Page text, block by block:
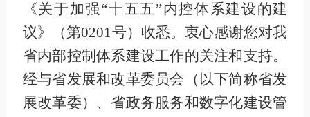
《关于加强“十五五”内控体系建设的建
议》（第0201号）收悉。衷心感谢您对我
省内部控制体系建设工作的关注和支持。
经与省发展和改革委员会（以下简称省发
展改革委）、省政务服务和数字化建设管